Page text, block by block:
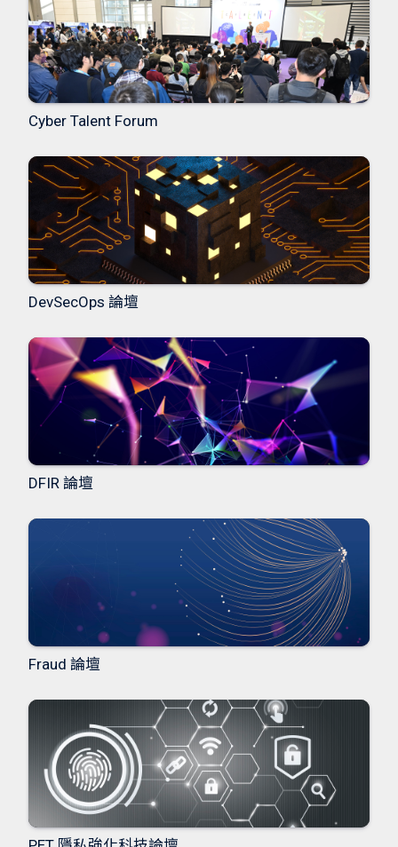
Cyber Talent Forum
DevSecOps 論壇
DFIR 論壇
Fraud 論壇